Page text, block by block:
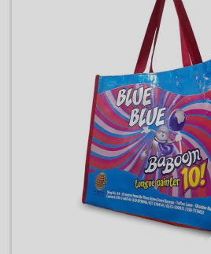
Sacola de
Sacola de
Sacola de Ráfia
Saiba Mais